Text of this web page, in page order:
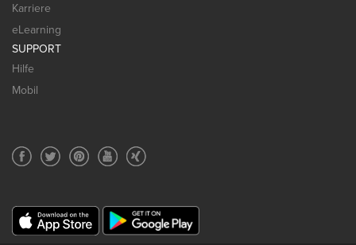
Karriere
eLearning
SUPPORT
Hilfe
Mobil